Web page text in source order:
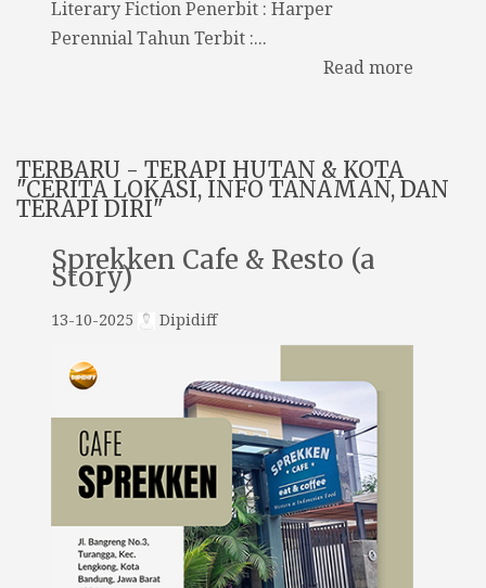
Literary Fiction Penerbit : Harper
Perennial Tahun Terbit :...
Read more
TERBARU - TERAPI HUTAN & KOTA
"CERITA LOKASI, INFO TANAMAN, DAN
TERAPI DIRI"
Sprekken Cafe & Resto (a
Story)
13-10-2025 Dipidiff